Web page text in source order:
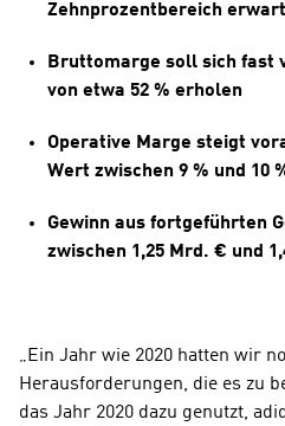
Zehnprozentbereich
Bruttomarge soll sich fast
von etwa 52 % erholen
Operative Marge steigt
Wert zwischen 9 % und 10
Gewinn aus fortgeführten
zwischen 1,25 Mrd. € und
„Ein Jahr wie 2020 hatten wir
Herausforderungen, die es zu
das Jahr 2020 dazu genutzt,